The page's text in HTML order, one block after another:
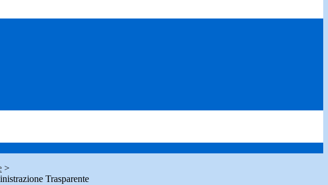
>
Trasparente